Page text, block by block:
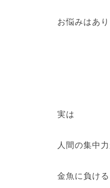
お悩みはあ
実は
人間の集中
金魚に負ける